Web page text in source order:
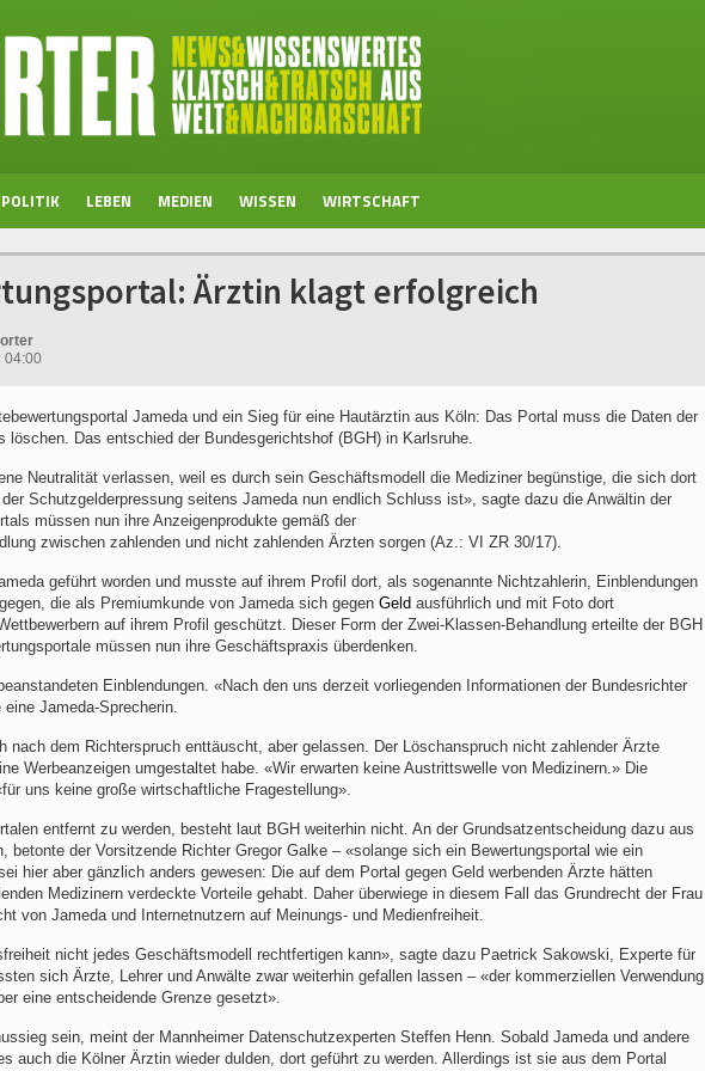
POLITIK LEBEN MEDIEN WISSEN WIRTSCHAFT
Ärztin klagt erfolgreich
04:00
Jameda und ein Sieg für eine Hautärztin aus Köln: Das Portal muss die Daten der
löschen. Das entschied der Bundesgerichtshof (BGH) in Karlsruhe.
Neutralität verlassen, weil es durch sein Geschäftsmodell die Mediziner begünstige, die sich dort
Schutzgelderpressung seitens Jameda nun endlich Schluss ist», sagte dazu die Anwältin der
müssen nun ihre Anzeigenprodukte gemäß der
zwischen zahlenden und nicht zahlenden Ärzten sorgen (Az.: VI ZR 30/17).
geführt worden und musste auf ihrem Profil dort, als sogenannte Nichtzahlerin, Einblendungen
die als Premiumkunde von Jameda sich gegen Geld ausführlich und mit Foto dort
auf ihrem Profil geschützt. Dieser Form der Zwei-Klassen-Behandlung erteilte der BGH
müssen nun ihre Geschäftspraxis überdenken.
Einblendungen. «Nach den uns derzeit vorliegenden Informationen der Bundesrichter
Jameda-Sprecherin.
nach dem Richterspruch enttäuscht, aber gelassen. Der Löschanspruch nicht zahlender Ärzte
Werbeanzeigen umgestaltet habe. «Wir erwarten keine Austrittswelle von Medizinern.» Die
uns keine große wirtschaftliche Fragestellung».
entfernt zu werden, besteht laut BGH weiterhin nicht. An der Grundsatzentscheidung dazu aus
betonte der Vorsitzende Richter Gregor Galke – «solange sich ein Bewertungsportal wie ein
hier aber gänzlich anders gewesen: Die auf dem Portal gegen Geld werbenden Ärzte hätten
Medizinern verdeckte Vorteile gehabt. Daher überwiege in diesem Fall das Grundrecht der Frau
von Jameda und Internetnutzern auf Meinungs- und Medienfreiheit.
nicht jedes Geschäftsmodell rechtfertigen kann», sagte dazu Paetrick Sakowski, Experte für
sich Ärzte, Lehrer und Anwälte zwar weiterhin gefallen lassen – «der kommerziellen Verwendung
eine entscheidende Grenze gesetzt».
sein, meint der Mannheimer Datenschutzexperten Steffen Henn. Sobald Jameda und andere
auch die Kölner Ärztin wieder dulden, dort geführt zu werden. Allerdings ist sie aus dem Portal